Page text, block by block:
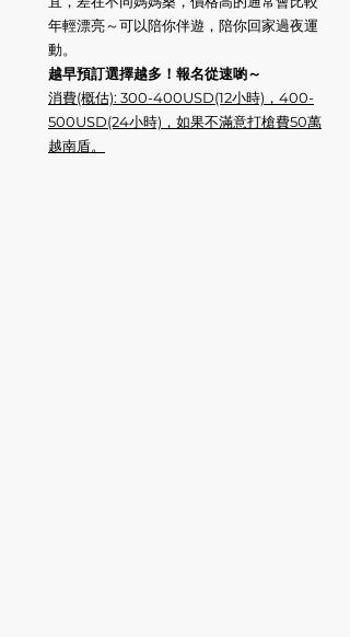
年輕漂亮～可以陪你伴遊，陪你回家過夜運
動。
越早預訂選擇越多！報名從速喲～
消費(概估): 300-400USD(12小時)，400-
500USD(24小時)，如果不滿意打槍費50萬
越南盾。